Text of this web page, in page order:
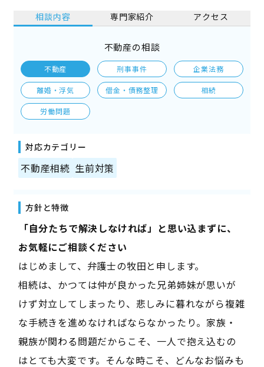
相談内容 専門家紹介 アクセス
不動産の相談
不動産 刑事事件 企業法務
離婚・浮気 借金・債務整理 相続
労働問題
対応カテゴリー
不動産相続 生前対策
方針と特徴
――「自分たちで解決しなければ」と思い込まずに、
お気軽にご相談ください――
はじめまして、弁護士の牧田と申します。
相続は、かつては仲が良かった兄弟姉妹が思いが
けず対立してしまったり、悲しみに暮れながら複雑
な手続きを進めなければならなかったり。家族・
親族が関わる問題だからこそ、一人で抱え込むの
はとても大変です。そんな時こそ、どんなお悩みも